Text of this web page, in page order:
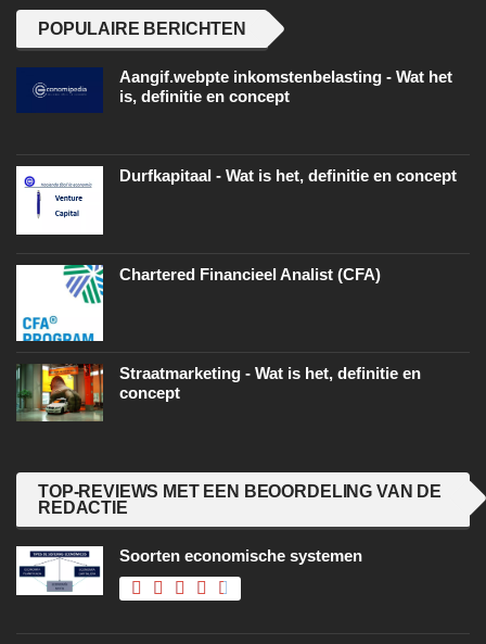
POPULAIRE BERICHTEN
Aangif.webpte inkomstenbelasting - Wat het
is, definitie en concept
Durfkapitaal - Wat is het, definitie en concept
Chartered Financieel Analist (CFA)
Straatmarketing - Wat is het, definitie en
concept
TOP-REVIEWS MET EEN BEOORDELING VAN DE
REDACTIE
Soorten economische systemen